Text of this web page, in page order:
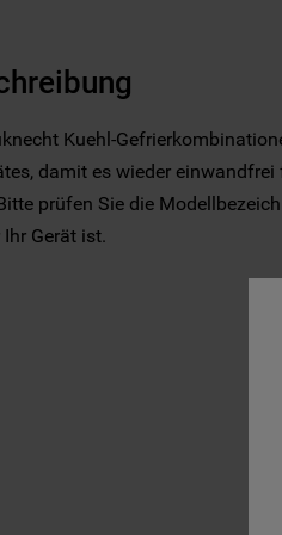
Kuehl-
damit es wieder
prüfen Sie die
Gerät ist.